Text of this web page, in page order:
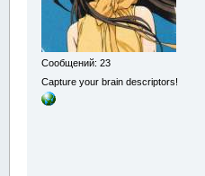
Сообщений: 23
Capture your brain descriptors!